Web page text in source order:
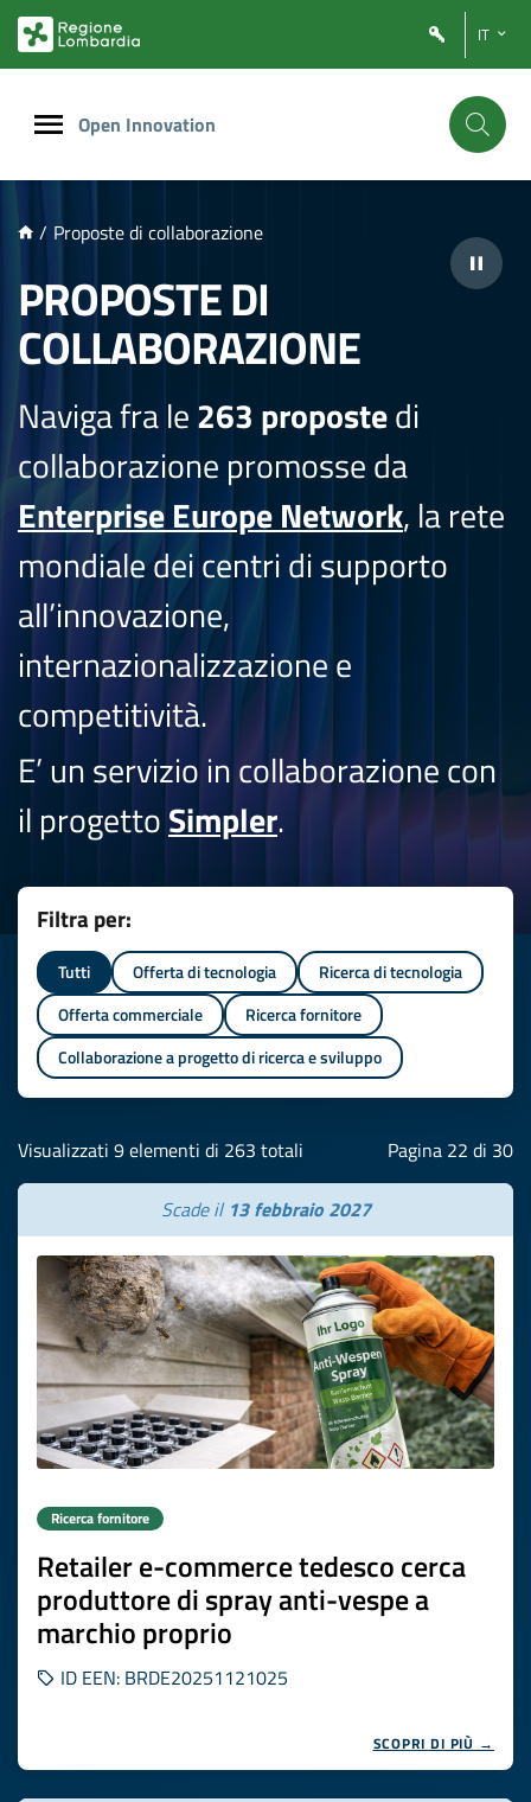
PRINCIPALE
IT
Open Innovation
/ Proposte di collaborazione
PROPOSTE DI
COLLABORAZIONE
Naviga fra le263 propostedi
collaborazione promosse da
Enterprise Europe Network, la rete
mondiale dei centri di supporto
all’innovazione,
internazionalizzazione e
competitività.
E’ un servizio in collaborazione con
il progettoSimpler.
Filtra per:
Tutti Offerta di tecnologia
Ricerca di tecnologia
Offerta commerciale
Ricerca fornitore
Collaborazione a progetto di ricerca e sviluppo
Visualizzati 9 elementi di 263 totali Pagina 22 di 30
Scade il 13 febbraio 2027
Ricerca fornitore
Retailer e-commerce tedesco cerca
produttore di spray anti-vespe a
marchio proprio
ID EEN: BRDE20251121025
SCOPRI DI PIÙ →